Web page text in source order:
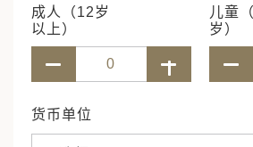
成人（12岁
以上）
儿童
岁）
货币单位